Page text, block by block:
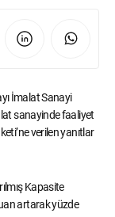
İmalat Sanayi
sanayinde faaliyet
verilen yanıtlar
Kapasite
artarak yüzde